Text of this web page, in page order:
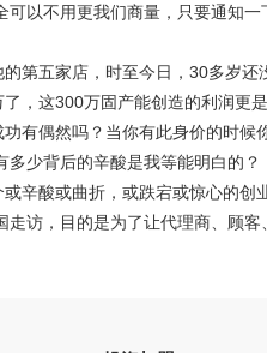
可以不用更我们商量，只要通知
五家店，时至今日，30多岁还
，这300万固产能创造的利润更是
偶然吗？当你有此身价的时候
少背后的辛酸是我等能明白的？
酸或曲折，或跌宕或惊心的创
访，目的是为了让代理商、顾